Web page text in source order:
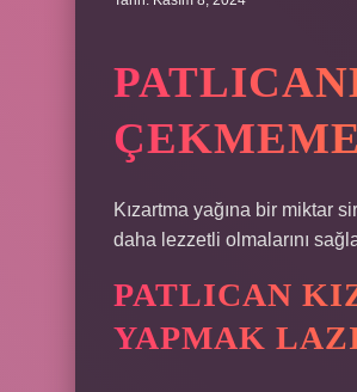
Kızartma yağına bir miktar
daha lezzetli olmalarını
PATLICAN
YAPMAK